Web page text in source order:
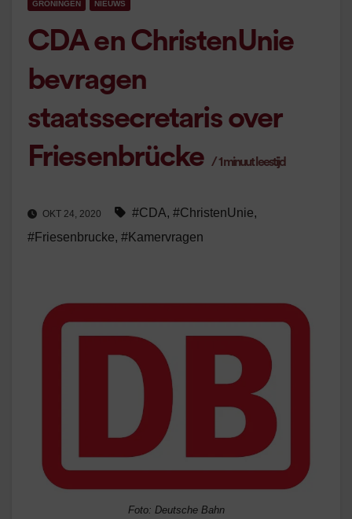
GRONINGEN NIEUWS
CDA en ChristenUnie
bevragen
staatssecretaris over
Friesenbrücke
/1 minuut leestijd
OKT 24, 2020 #CDA, #ChristenUnie,
#Friesenbrucke, #Kamervragen
Foto: Deutsche Bahn